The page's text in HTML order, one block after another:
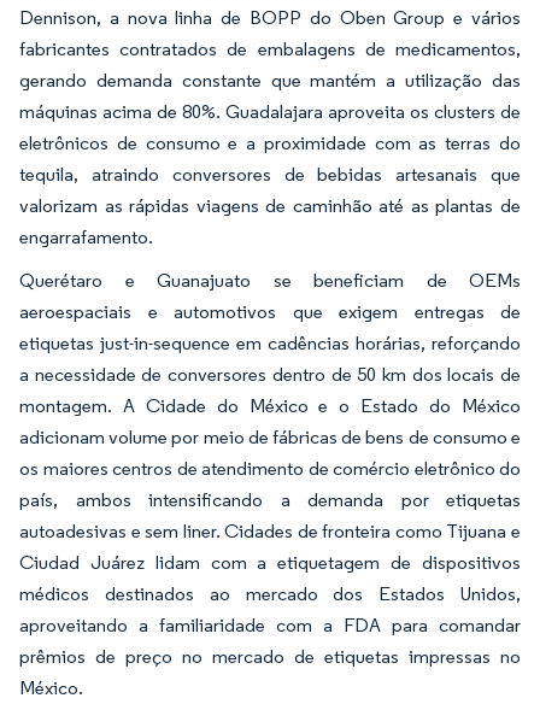
Dennison, a nova linha de BOPP do Oben Group e vários
fabricantes contratados de embalagens de medicamentos,
gerando demanda constante que mantém a utilização das
máquinas acima de 80%. Guadalajara aproveita os clusters de
eletrônicos de consumo e a proximidade com as terras do
tequila, atraindo conversores de bebidas artesanais que
valorizam as rápidas viagens de caminhão até as plantas de
engarrafamento.
Querétaro e Guanajuato se beneficiam de OEMs
aeroespaciais e automotivos que exigem entregas de
etiquetas just-in-sequence em cadências horárias, reforçando
a necessidade de conversores dentro de 50 km dos locais de
montagem. A Cidade do México e o Estado do México
adicionam volume por meio de fábricas de bens de consumo e
os maiores centros de atendimento de comércio eletrônico do
país, ambos intensificando a demanda por etiquetas
autoadesivas e sem liner. Cidades de fronteira como Tijuana e
Ciudad Juárez lidam com a etiquetagem de dispositivos
médicos destinados ao mercado dos Estados Unidos,
aproveitando a familiaridade com a FDA para comandar
prêmios de preço no mercado de etiquetas impressas no
México.